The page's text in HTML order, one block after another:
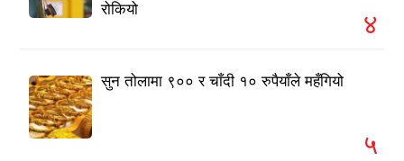
रोकियो
४
सुन तोलामा ९०० र चाँदी १० रुपैयाँले महँगियो
५